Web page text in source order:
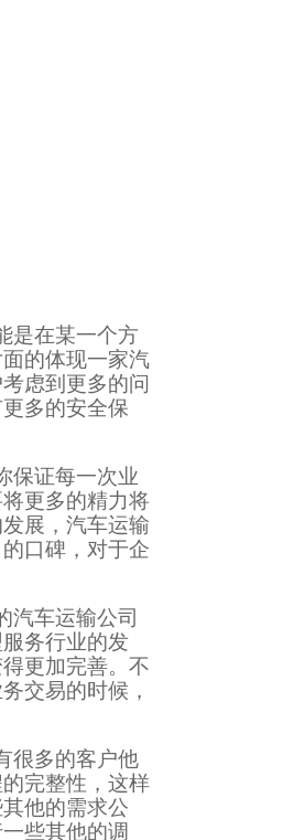
是在某一个方
的体现一家汽
虑到更多的问
多的安全保
保证每一次业
更多的精力将
展，汽车运输
口碑，对于企
汽车运输公司
务行业的发
更加完善。不
交易的时候，
很多的客户他
完整性，这样
他的需求公
些其他的调